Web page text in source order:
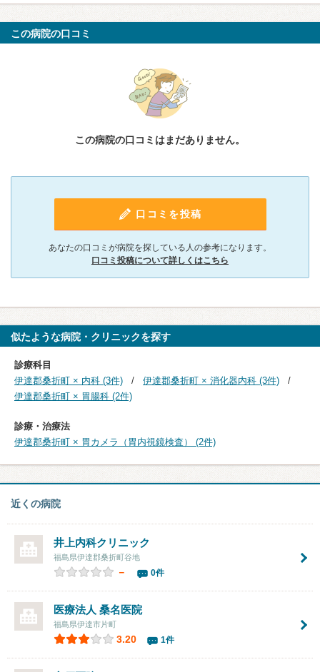
この病院の口コミ
この病院の口コミはまだありません。
口コミを投稿
あなたの口コミが病院を探している人の参考になります。
口コミ投稿について詳しくはこちら
似たような病院・クリニックを探す
診療科目
伊達郡桑折町 × 内科 (3件)
伊達郡桑折町 × 消化器内科 (3件)
伊達郡桑折町 × 胃腸科 (2件)
診療・治療法
伊達郡桑折町 × 胃カメラ（胃内視鏡検査） (2件)
近くの病院
井上内科クリニック
福島県伊達郡桑折町谷地
－ 0件
医療法人 桑名医院
福島県伊達市片町
3.20 1件